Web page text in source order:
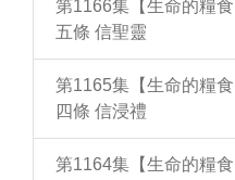
第1166集【生命的糧
五條 信聖靈
第1165集【生命的糧
四條 信浸禮
第1164集【生命的糧